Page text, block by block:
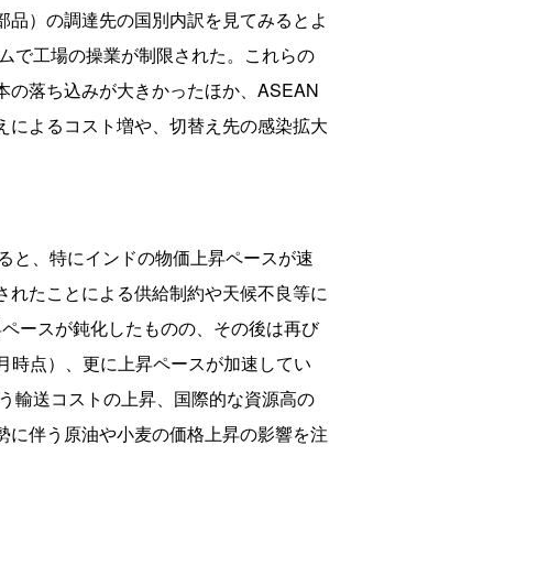
）の調達先の国別内訳を見てみるとよ
で工場の操業が制限された。これらの
の落ち込みが大きかったほか、ASEAN
よるコスト増や、切替え先の感染拡大
と、特にインドの物価上昇ペースが速
たことによる供給制約や天候不良等に
ースが鈍化したものの、その後は再び
時点）、更に上昇ペースが加速してい
輸送コストの上昇、国際的な資源高の
伴う原油や小麦の価格上昇の影響を注